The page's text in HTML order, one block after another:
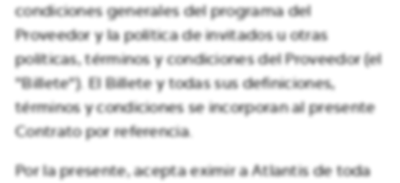
condiciones generales del programa del
Proveedor y la política de invitados u otras
políticas, términos y condiciones del Proveedor (el
"Billete"). El Billete y todas sus definiciones,
términos y condiciones se incorporan al presente
Contrato por referencia.
Por la presente, acepta eximir a Atlantis de toda